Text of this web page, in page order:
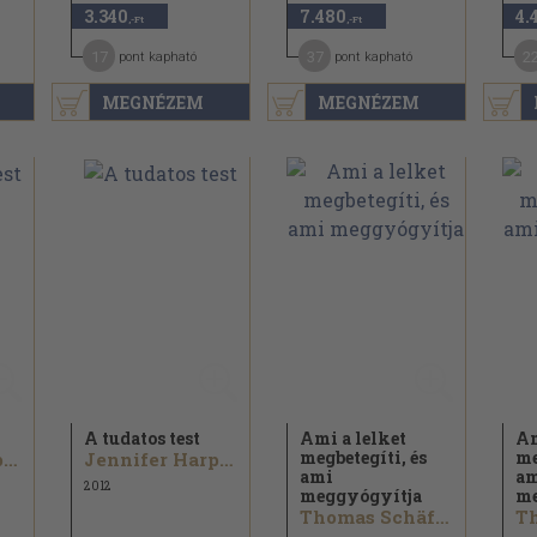
MEGNÉZEM
3.340 ,-Ft
pont kapható
MEGNÉZEM
7.480 ,-Ft
pont kapható
Jennifer Harper
A tudatos test
Jennifer Harper
2012
Ami a lelket
megbetegíti, és
ami
meggyógyítja
Thomas Schäfer